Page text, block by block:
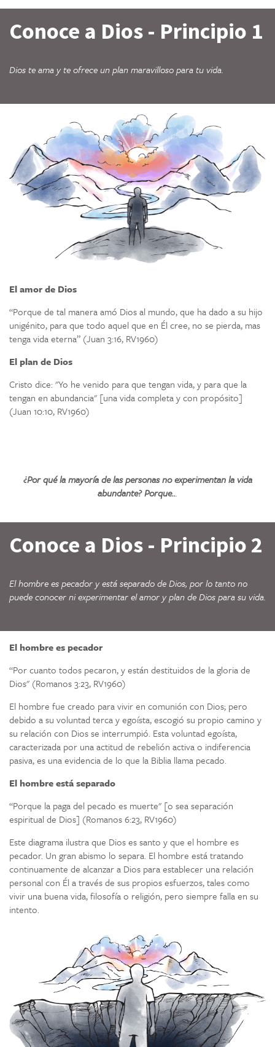
Conoce a Dios - Principio 1
Dios te ama y te ofrece un plan maravilloso para tu vida.
El amor de Dios
“Porque de tal manera amó Dios al mundo, que ha dado a su hijo
unigénito, para que todo aquel que en Él cree, no se pierda, mas
tenga vida eterna” (Juan 3:16, RV1960)
El plan de Dios
Cristo dice: "Yo he venido para que tengan vida, y para que la
tengan en abundancia" [una vida completa y con propósito]
(Juan 10:10, RV1960)
¿Por qué la mayoría de las personas no experimentan la vida
abundante? Porque...
Conoce a Dios - Principio 2
El hombre es pecador y está separado de Dios, por lo tanto no
puede conocer ni experimentar el amor y plan de Dios para su vida.
El hombre es pecador
“Por cuanto todos pecaron, y están destituidos de la gloria de
Dios" (Romanos 3:23, RV1960)
El hombre fue creado para vivir en comunión con Dios; pero
debido a su voluntad terca y egoísta, escogió su propio camino y
su relación con Dios se interrumpió. Esta voluntad egoísta,
caracterizada por una actitud de rebelión activa o indiferencia
pasiva, es una evidencia de lo que la Biblia llama pecado.
El hombre está separado
“Porque la paga del pecado es muerte" [o sea separación
espiritual de Dios] (Romanos 6:23, RV1960)
Este diagrama ilustra que Dios es santo y que el hombre es
pecador. Un gran abismo lo separa. El hombre está tratando
continuamente de alcanzar a Dios para establecer una relación
personal con Él a través de sus propios esfuerzos, tales como
vivir una buena vida, filosofía o religión, pero siempre falla en su
intento.